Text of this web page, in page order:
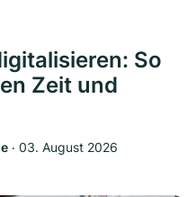
So
Zeit und
‧ 03. August 2026